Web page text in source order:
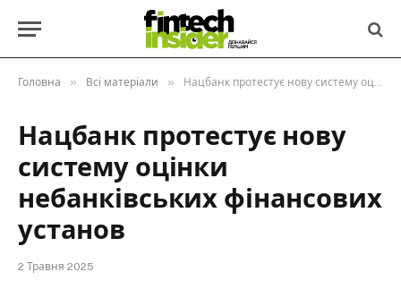
Головна » Всі матеріали » Нацбанк протестує нову систему оцінки небанківських фінансових установ
Нацбанк протестує нову
систему оцінки
небанківських фінансових
установ
2 Травня 2025